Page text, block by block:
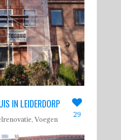
IN LEIDERDORP
Voegen
29